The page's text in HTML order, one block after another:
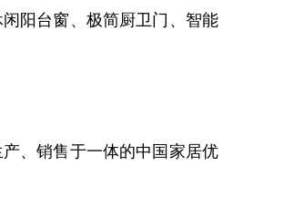
阳台窗、极简厨卫门、智能
、销售于一体的中国家居优